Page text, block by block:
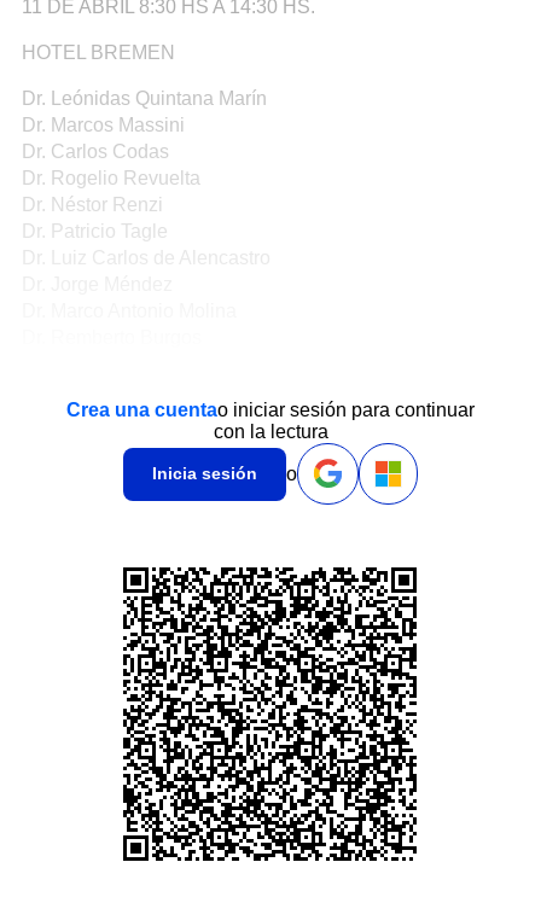
11 DE ABRIL 8:30 HS A 14:30 HS.
HOTEL BREMEN
Dr. Leónidas Quintana Marín
Dr. Marcos Massini
Dr. Carlos Codas
Dr. Rogelio Revuelta
Dr. Néstor Renzi
Dr. Patricio Tagle
Dr. Luiz Carlos de Alencastro
Crea una cuentao iniciar sesión para continuar
con la lectura
Inicia sesión o